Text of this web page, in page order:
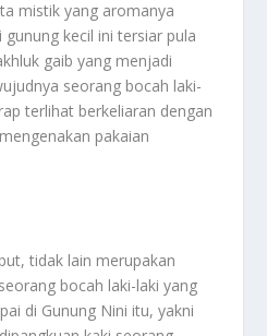
mistik yang aromanya
kecil ini tersiar pula
gaib yang menjadi
seorang bocah laki-
terlihat berkeliaran dengan
pakaian
tidak lain merupakan
bocah laki-laki yang
di Gunung Nini itu, yakni